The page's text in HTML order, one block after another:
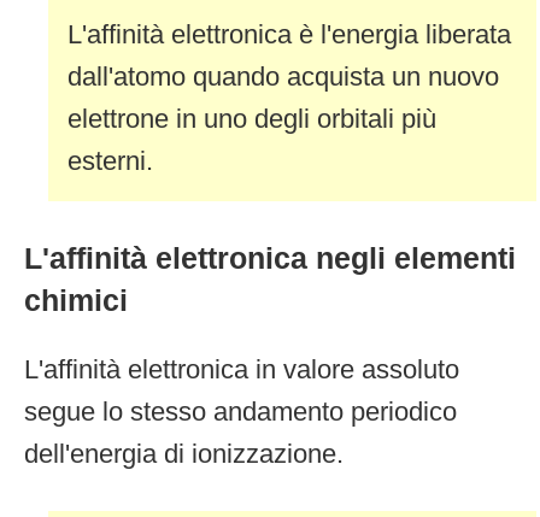
L'affinità elettronica è l'energia liberata
dall'atomo quando acquista un nuovo
elettrone in uno degli orbitali più
esterni.
L'affinità elettronica negli elementi
chimici
L'affinità elettronica in valore assoluto
segue lo stesso andamento periodico
dell'energia di ionizzazione.